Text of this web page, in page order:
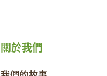
關於我們